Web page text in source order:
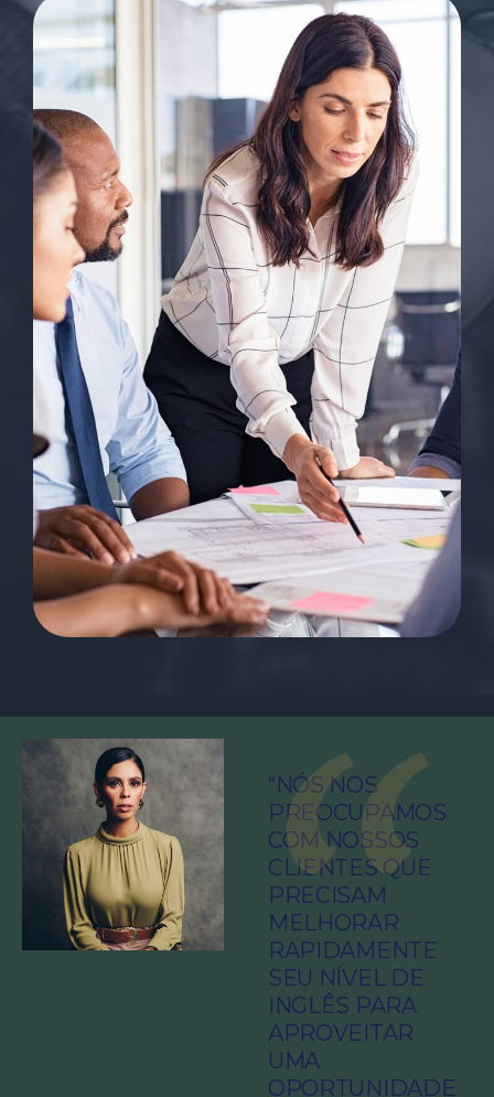
“NÓS NOS
PREOCUPAMOS
COM NOSSOS
CLIENTES QUE
PRECISAM
MELHORAR
RAPIDAMENTE
SEU NÍVEL DE
INGLÊS PARA
APROVEITAR
UMA
OPORTUNIDADE